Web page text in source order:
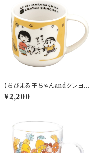
【ちびまる子ちゃんandクレヨン
しんちゃん】マグ(散歩)【CMCS
10】4979855123164
¥2,200